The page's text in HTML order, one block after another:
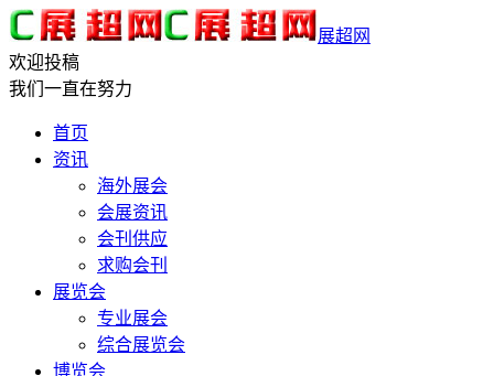
展超网
欢迎投稿
我们一直在努力
首页
资讯
海外展会
会展资讯
会刊供应
求购会刊
展览会
专业展会
综合展览会
博览会